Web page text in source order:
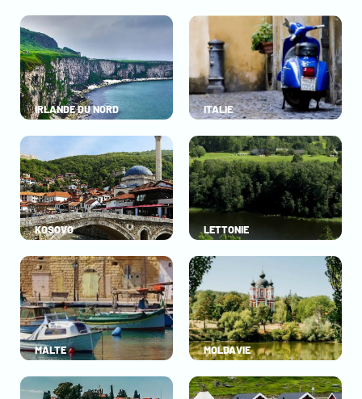
IRLANDE DU NORD ITALIE
KOSOVO LETTONIE
MALTE MOLDAVIE